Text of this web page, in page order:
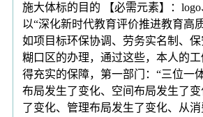
施大体标的目的 【必需元素】：
以“深化新时代教育评价推进教育高
如项目标环保协调、劳务实名制、
糊口区的办理，通过这些，本人的
得充实的保障，第一部门：“三位一
布局发生了变化、空间布局发生了
了变化、管理布局发生了变化、从